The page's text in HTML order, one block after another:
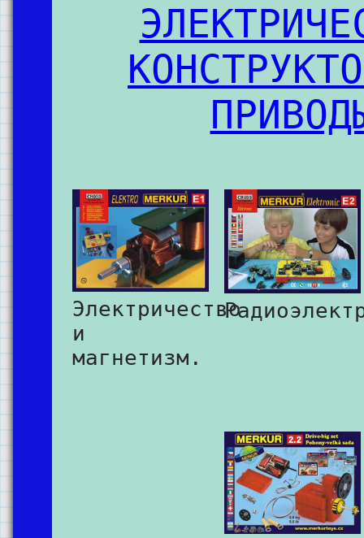
Электричество
и
магнетизм.